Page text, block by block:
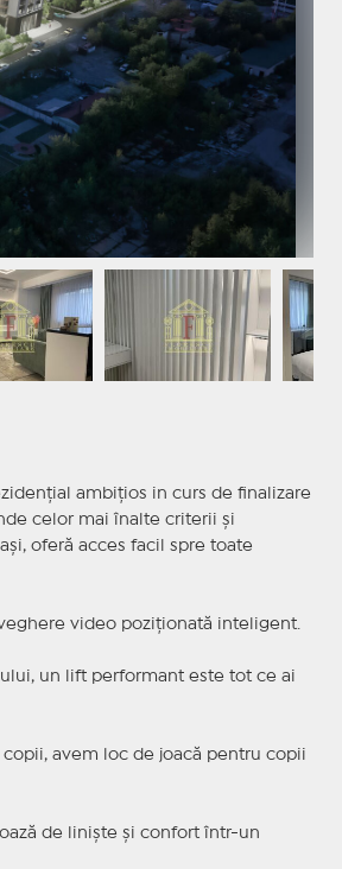
ambițios in curs de finalizare
celor mai înalte criterii și
oferă acces facil spre toate
video poziționată inteligent.
un lift performant este tot ce ai
avem loc de joacă pentru copii
de liniște și confort într-un